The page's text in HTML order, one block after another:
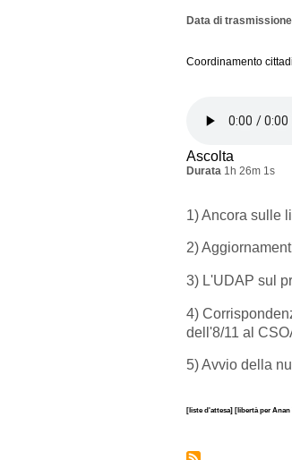
Data di trasmissione
Coordinamento
Ascolta
Durata 1h 26m 1s
1) Ancora sulle
2)
3) L'UDAP sul
4)
dell'8/11 al
5) Avvio della
[liste d'attesa] [libertà per Anan